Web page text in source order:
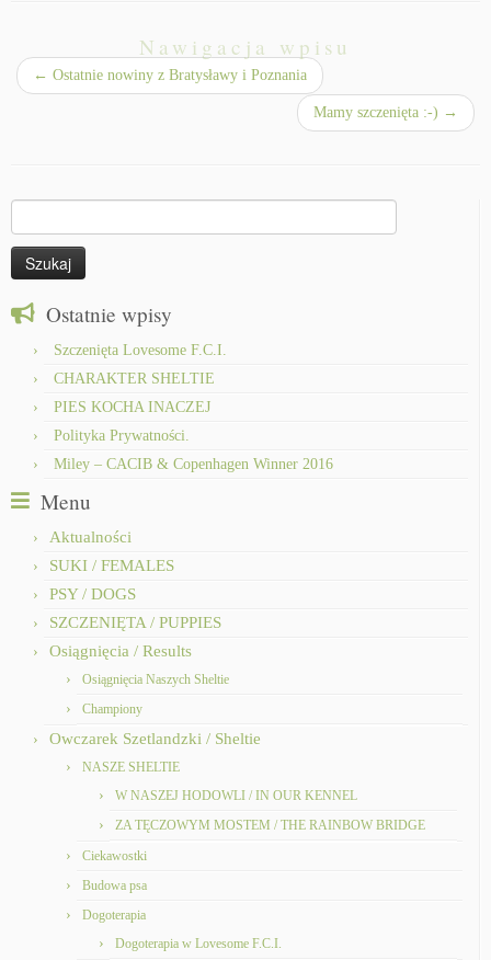
Nawigacja wpisu
← Ostatnie nowiny z Bratysławy i Poznania
Mamy szczenięta :-) →
Ostatnie wpisy
Szczenięta Lovesome F.C.I.
CHARAKTER SHELTIE
PIES KOCHA INACZEJ
Polityka Prywatności.
Miley – CACIB & Copenhagen Winner 2016
Menu
Aktualności
SUKI / FEMALES
PSY / DOGS
SZCZENIĘTA / PUPPIES
Osiągnięcia / Results
Osiągnięcia Naszych Sheltie
Championy
Owczarek Szetlandzki / Sheltie
NASZE SHELTIE
W NASZEJ HODOWLI / IN OUR KENNEL
ZA TĘCZOWYM MOSTEM / THE RAINBOW BRIDGE
Ciekawostki
Budowa psa
Dogoterapia
Dogoterapia w Lovesome F.C.I.